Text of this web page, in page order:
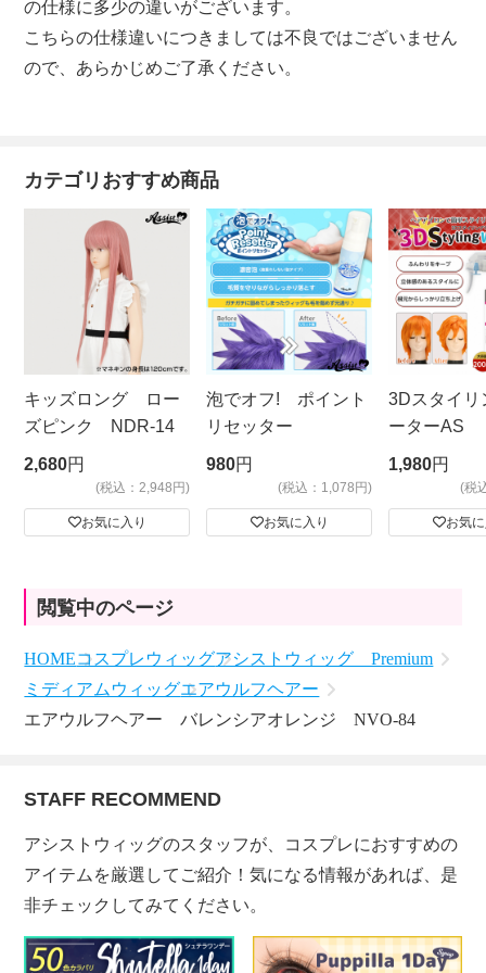
の仕様に多少の違いがございます。
こちらの仕様違いにつきましては不良ではございません
ので、あらかじめご了承ください。
カテゴリおすすめ商品
キッズロング ロー
ズピンク NDR-14
2,680円
(税込：2,948円)
お気に入り
泡でオフ! ポイント
リセッター
980円
(税込：1,078円)
お気に入り
3Dスタイリ
ーターAS
ビッグサイ
1,980円
(税
お気
閲覧中のページ
HOMEコスプレウィッグアシストウィッグ Premium
ミディアムウィッグエアウルフヘアー
エアウルフヘアー バレンシアオレンジ NVO-84
STAFF RECOMMEND
アシストウィッグのスタッフが、コスプレにおすすめの
アイテムを厳選してご紹介！気になる情報があれば、是
非チェックしてみてください。